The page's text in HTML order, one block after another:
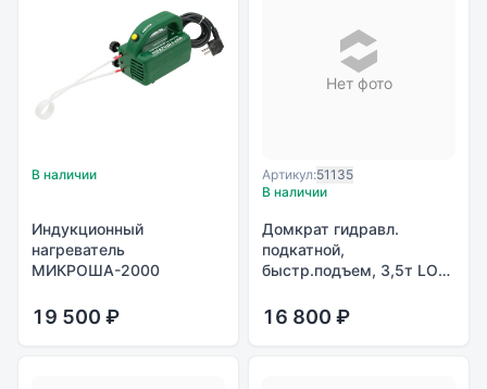
В наличии
Индукционный
нагреватель
МИКРОША-2000
19 500 ₽
Нет фото
Артикул:51135
В наличии
Домкрат гидравл.
подкатной,
быстр.подъем, 3,5т LOW
565 мм, проф// Stels
16 800 ₽